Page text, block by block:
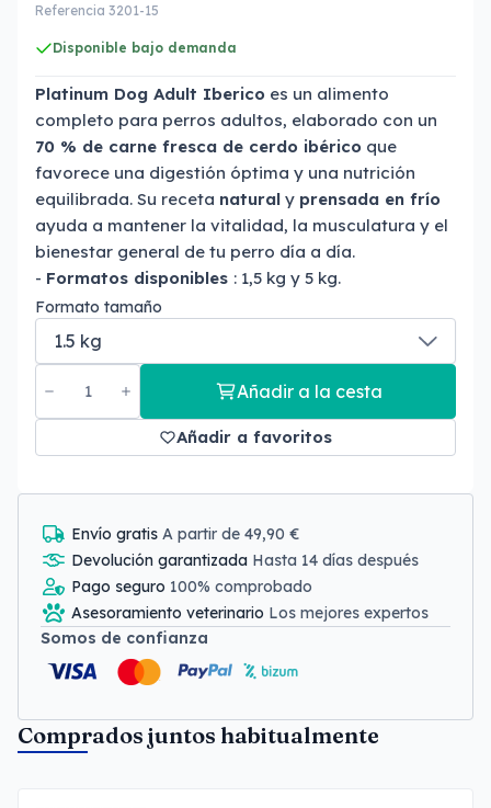
Referencia 3201-15
Disponible bajo demanda
Platinum Dog Adult Iberico es un alimento
completo para perros adultos, elaborado con un
70 % de carne fresca de cerdo ibérico que
favorece una digestión óptima y una nutrición
equilibrada. Su receta natural y prensada en frío
ayuda a mantener la vitalidad, la musculatura y el
bienestar general de tu perro día a día.
- Formatos disponibles : 1,5 kg y 5 kg.
Formato tamaño
Añadir a la cesta
Añadir a favoritos
Envío gratis A partir de 49,90 €
Devolución garantizada Hasta 14 días después
Pago seguro 100% comprobado
Asesoramiento veterinario Los mejores expertos
Somos de confianza
Comprados juntos habitualmente